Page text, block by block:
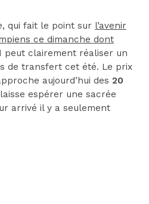
, qui fait le point sur l’avenir
ce dimanche dont
peut clairement réaliser un
de transfert cet été. Le prix
aujourd’hui des 20
espérer une sacrée
arrivé il y a seulement